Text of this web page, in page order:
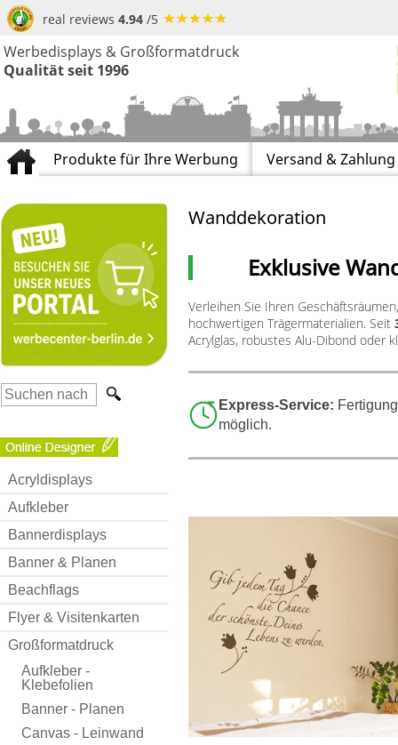
real reviews 4.94 /5
Werbedisplays & Großformatdruck
Qualität seit 1996
Produkte für Ihre Werbung Versand & Zahlung
Acryldisplays
Aufkleber
Bannerdisplays
Banner & Planen
Beachflags
Flyer & Visitenkarten
Großformatdruck
Aufkleber -
Klebefolien
Banner - Planen
Canvas - Leinwand
Wanddekoration
Exklusive
Verleihen Sie Ihren
hochwertigen Trägermaterialien. Seit
Acrylglas, robustes Alu-Dibond oder
Express-Service:
möglich.